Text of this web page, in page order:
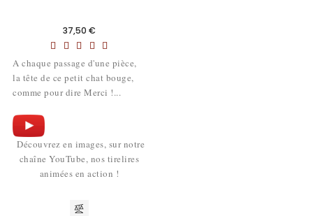
Prix
37,50 €
A chaque passage d'une pièce,
la tête de ce petit chat bouge,
comme pour dire Merci !...
Découvrez en images, sur notre
chaîne YouTube, nos tirelires
animées en action !